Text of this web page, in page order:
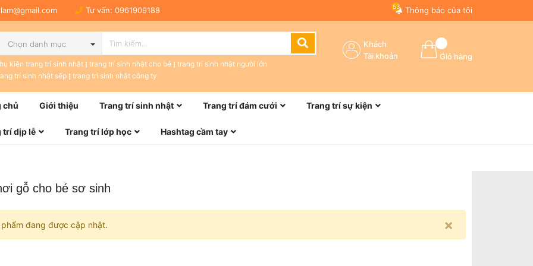
Tư vấn: 0961909188 Thông báo của tôi
53
Chọn danh mục
kiện trang trí sinh nhật trang trí sinh nhật cho bé
trang trí sinh nhật người lớn
trí sinh nhật sếp
trang trí sinh nhật công ty
Giỏ hàng
Khách
Tài khoản
chủ Giới thiệu Trang trí sinh nhật Trang trí đám cưới Trang trí sự kiện
trí dịp lễ Trang trí lớp học Hashtag cầm tay
gỗ cho bé sơ sinh
×
phẩm đang được cập nhật.